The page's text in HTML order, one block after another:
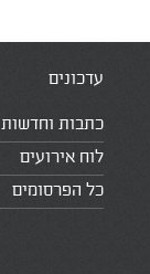
עדכונים
כתבות וחדשות
לוח אירועים
כל הפרסומים